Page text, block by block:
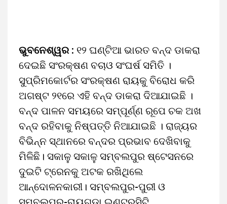
ଭୁବନେଶ୍ୱର : ୧୨ ଘଣ୍ଟିଆ ଭାରତ ବନ୍ଦ ଡାକରା
ଦେଇଛି ସଂରକ୍ଷଣ ବଚାଓ ସଂଘର୍ଷ ସମିତି ।
ସୁପ୍ରିମକୋର୍ଟର ସଂରକ୍ଷଣ ରାୟକୁ ବିରୋଧ କରି
ଅଗଷ୍ଟ ୨୧ରେ ଏହି ବନ୍ଦ ଡାକରା ଦିଆଯାଇଛି ।
ବନ୍ଦ ପାଳନ ସମୟରେ ସମ୍ପୂର୍ଣ୍ଣ ରୂପେ ଚକ ଅଖ
ବନ୍ଦ ରହିବାକୁ ନିଷ୍ପତ୍ତି ନିଆଯାଇଛି । ରାଜ୍ୟର
ବିଭିନ୍ନ ସ୍ଥାନରେ ବନ୍ଦର ପ୍ରଭାବ ଦେଖିବାକୁ
ମିଳିଛି। ସକାଳୁ ସକାଳୁ ସମ୍ବଲପୁର ଷ୍ଟେସନରେ
ଦୁଇଟି ଟ୍ରେନକୁ ଅଟକ ରଖିଥିଲେ
ଆନ୍ଦୋଳନକାରୀ। ସମ୍ବଲପୁର-ପୁରୀ ଓ